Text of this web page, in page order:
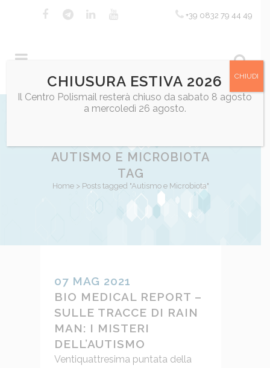
+39 0832 79 44 49
AUTISMO E MICROBIOTA
TAG
Home> Posts tagged "Autismo e Microbiota"
07 MAG 2021
BIO MEDICAL REPORT –
SULLE TRACCE DI RAIN
MAN: I MISTERI
DELL’AUTISMO
Ventiquattresima puntata della
CHIUSURA ESTIVA 2026
Il Centro Polismail resterà chiuso da sabato 8 agosto
a mercoledì 26 agosto.
CHIUDI